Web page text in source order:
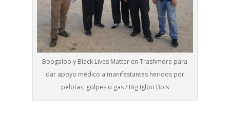
Boogaloo y Black Lives Matter en Trashmore para
dar apoyo médico a manifestantes heridos por
pelotas, golpes o gas / Big Igloo Bois